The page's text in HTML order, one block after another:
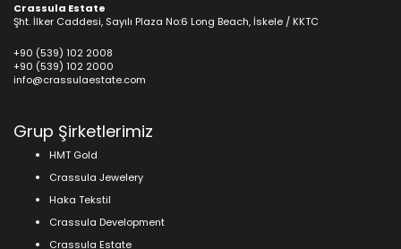
Crassula Estate
Şht. İlker Caddesi, Sayılı Plaza No:6 Long Beach, İskele / KKTC
+90 (539) 102 2008
+90 (539) 102 2000
info@crassulaestate.com
Grup Şirketlerimiz
HMT Gold
Crassula Jewelery
Haka Tekstil
Crassula Development
Crassula Estate